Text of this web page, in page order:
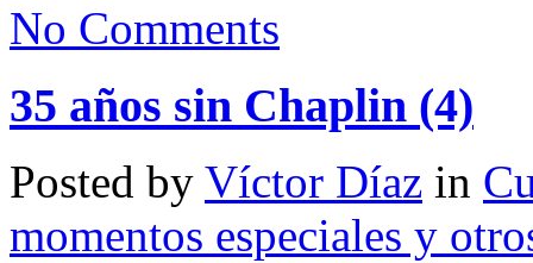
No Comments
35 años sin Chaplin (4)
Posted by Víctor Díaz in
momentos especiales y